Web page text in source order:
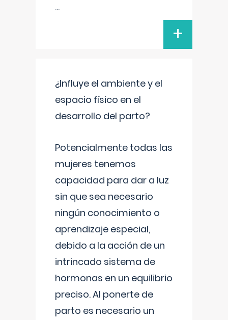
...
+
¿Influye el ambiente y el
espacio físico en el
desarrollo del parto?
Potencialmente todas las
mujeres tenemos
capacidad para dar a luz
sin que sea necesario
ningún conocimiento o
aprendizaje especial,
debido a la acción de un
intrincado sistema de
hormonas en un equilibrio
preciso. Al ponerte de
parto es necesario un